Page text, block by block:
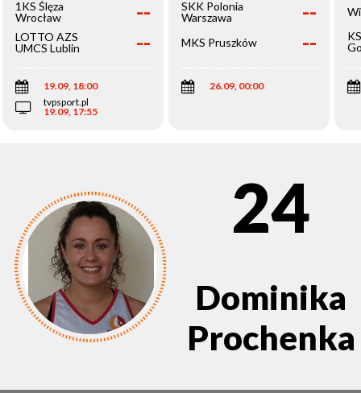
1KS Ślęza
Wrocław
--
LOTTO AZS
UMCS Lublin
--
19.09, 18:00
tvpsport.pl
19.09, 17:55
SKK Polonia
Warszawa
--
MKS Pruszków --
26.09, 00:00
24
Dominika
Prochenka